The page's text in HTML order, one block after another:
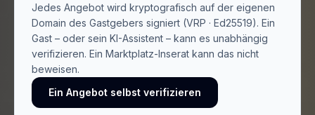
Jedes Angebot wird kryptografisch auf der eigenen
Domain des Gastgebers signiert (VRP · Ed25519). Ein
Gast – oder sein KI-Assistent – kann es unabhängig
verifizieren. Ein Marktplatz-Inserat kann das nicht
beweisen.
Ein Angebot selbst verifizieren